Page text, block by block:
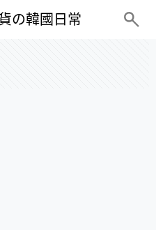
の韓國日常